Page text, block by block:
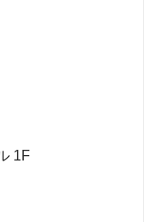
1F